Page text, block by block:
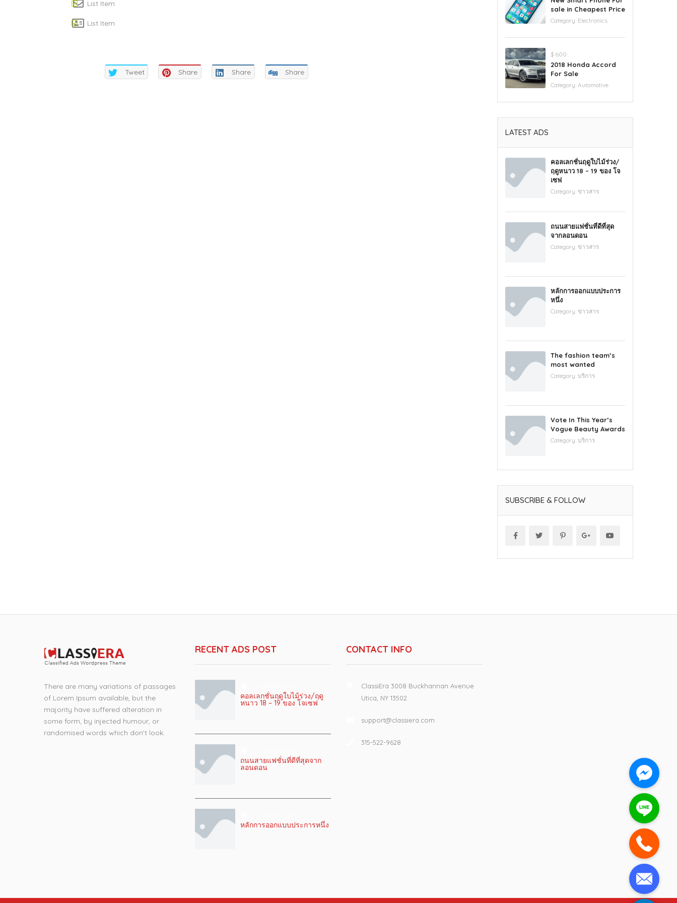
List Item
List Item
Tweet Share Share Share
sale in Cheapest Price
Category: Electronics
$ 600
2018 Honda Accord
For Sale
Category: Automotive
LATEST ADS
คอลเลกชั่นฤดูใบไม้ร่วง/
ฤดูหนาว 18 – 19 ของ โจ
เซฟ
Category: ข่าวสาร
ถนนสายแฟชั่นที่ดีที่สุด
จากลอนดอน
Category: ข่าวสาร
หลักการออกแบบประการ
หนึ่ง
Category: ข่าวสาร
The fashion team’s
most wanted
Category: บริการ
Vote In This Year’s
Vogue Beauty Awards
Category: บริการ
SUBSCRIBE & FOLLOW
There are many variations of passages
of Lorem Ipsum available, but the
majority have suffered alteration in
some form, by injected humour, or
randomised words which don't look.
RECENT ADS POST
คอลเลกชั่นฤดูใบไม้ร่วง/ฤดู
หนาว 18 – 19 ของ โจเซฟ
ถนนสายแฟชั่นที่ดีที่สุดจาก
ลอนดอน
หลักการออกแบบประการหนึ่ง
CONTACT INFO
ClassiEra 3008 Buckhannan Avenue
Utica, NY 13502
support@classiera.com
315-522-9628